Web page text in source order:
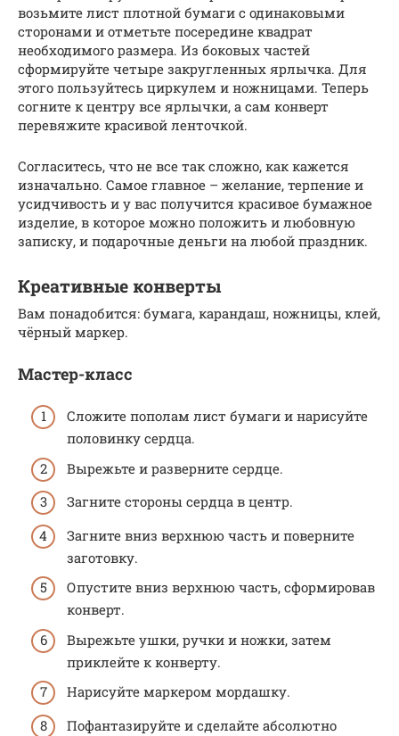
возьмите лист плотной бумаги с одинаковыми
сторонами и отметьте посередине квадрат
необходимого размера. Из боковых частей
сформируйте четыре закругленных ярлычка. Для
этого пользуйтесь циркулем и ножницами. Теперь
согните к центру все ярлычки, а сам конверт
перевяжите красивой ленточкой.
Согласитесь, что не все так сложно, как кажется
изначально. Самое главное – желание, терпение и
усидчивость и у вас получится красивое бумажное
изделие, в которое можно положить и любовную
записку, и подарочные деньги на любой праздник.
Креативные конверты
Вам понадобится: бумага, карандаш, ножницы, клей,
чёрный маркер.
Мастер-класс
Сложите пополам лист бумаги и нарисуйте
половинку сердца.
Вырежьте и разверните сердце.
Загните стороны сердца в центр.
Загните вниз верхнюю часть и поверните
заготовку.
Опустите вниз верхнюю часть, сформировав
конверт.
Вырежьте ушки, ручки и ножки, затем
приклейте к конверту.
Нарисуйте маркером мордашку.
Пофантазируйте и сделайте абсолютно